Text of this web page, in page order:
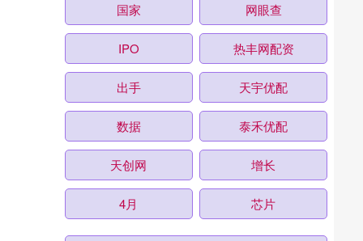
国家 网眼查
IPO 热丰网配资
出手 天宇优配
数据 泰禾优配
天创网 增长
4月 芯片